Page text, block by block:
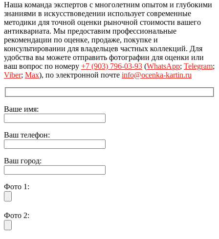
Наша команда экспертов с многолетним опытом и глубокими
знаниями в искусствоведении использует современные
методики для точной оценки рыночной стоимости вашего
антиквариата. Мы предоставим профессиональные
рекомендации по оценке, продаже, покупке и
консультировании для владельцев частных коллекций. Для
удобства вы можете отправить фотографии для оценки или
ваш вопрос по номеру +7 (903) 796-03-93 (WhatsApp; Telegram;
Viber; Max), по электронной почте info@ocenka-kartin.ru
Ваше имя:
Ваш телефон:
Ваш город:
Фото 1:
Фото 2: